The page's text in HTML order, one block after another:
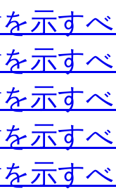
示す
示す
示す
示す
示す